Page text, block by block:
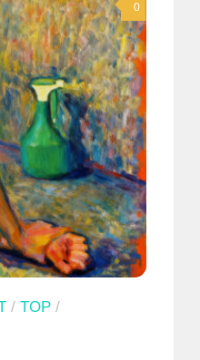
0
/ TOP /